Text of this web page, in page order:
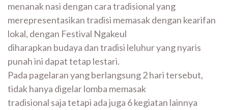
menanak nasi dengan cara tradisional yang
merepresentasikan tradisi memasak dengan kearifan
lokal, dengan Festival Ngakeul
diharapkan budaya dan tradisi leluhur yang nyaris
punah ini dapat tetap lestari.
Pada pagelaran yang berlangsung 2 hari tersebut,
tidak hanya digelar lomba memasak
tradisional saja tetapi ada juga 6 kegiatan lainnya